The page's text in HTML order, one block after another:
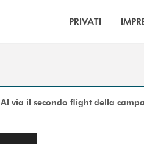
PRIVATI
Al via il secondo flight della